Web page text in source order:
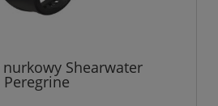
Shearwater
Peregrine